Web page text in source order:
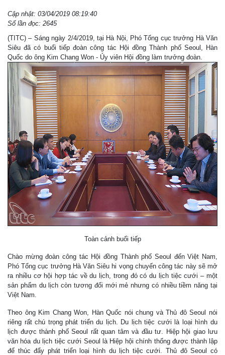
Cập nhật: 03/04/2019 08:19:40
Số lần đọc: 2645
(TITC) – Sáng ngày 2/4/2019, tại Hà Nội, Phó Tổng cục trưởng Hà Văn
Siêu đã có buổi tiếp đoàn công tác Hội đồng Thành phố Seoul, Hàn
Quốc do ông Kim Chang Won - Ủy viên Hội đồng làm trưởng đoàn.
Toàn cảnh buổi tiếp
Chào mừng đoàn công tác Hội đồng Thành phố Seoul đến Việt Nam,
Phó Tổng cục trưởng Hà Văn Siêu hi vọng chuyến công tác này sẽ mở
ra nhiều cơ hội hợp tác về du lịch, trong đó có du lịch tiệc cưới – một
sản phẩm du lịch còn tương đối mới mẻ nhưng có nhiều tiềm năng tại
Việt Nam.
Theo ông Kim Chang Won, Hàn Quốc nói chung và Thủ đô Seoul nói
riêng rất chú trọng phát triển du lịch. Du lịch tiệc cưới là loại hình du
lịch được thành phố Seoul rất quan tâm và đầu tư. Hiệp hội giao lưu
văn hóa du lịch tiệc cưới Seoul là Hiệp hội chính thống được thành lập
để thúc đẩy phát triển loại hình du lịch tiệc cưới. Thủ đô Seoul có